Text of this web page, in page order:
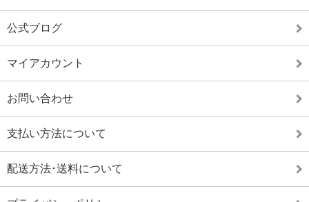
公式ブログ
マイアカウント
お問い合わせ
支払い方法について
配送方法･送料について